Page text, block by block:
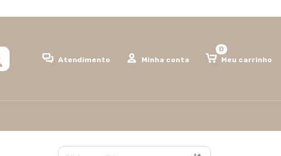
Atendimento Minha conta Meu carrinho
0